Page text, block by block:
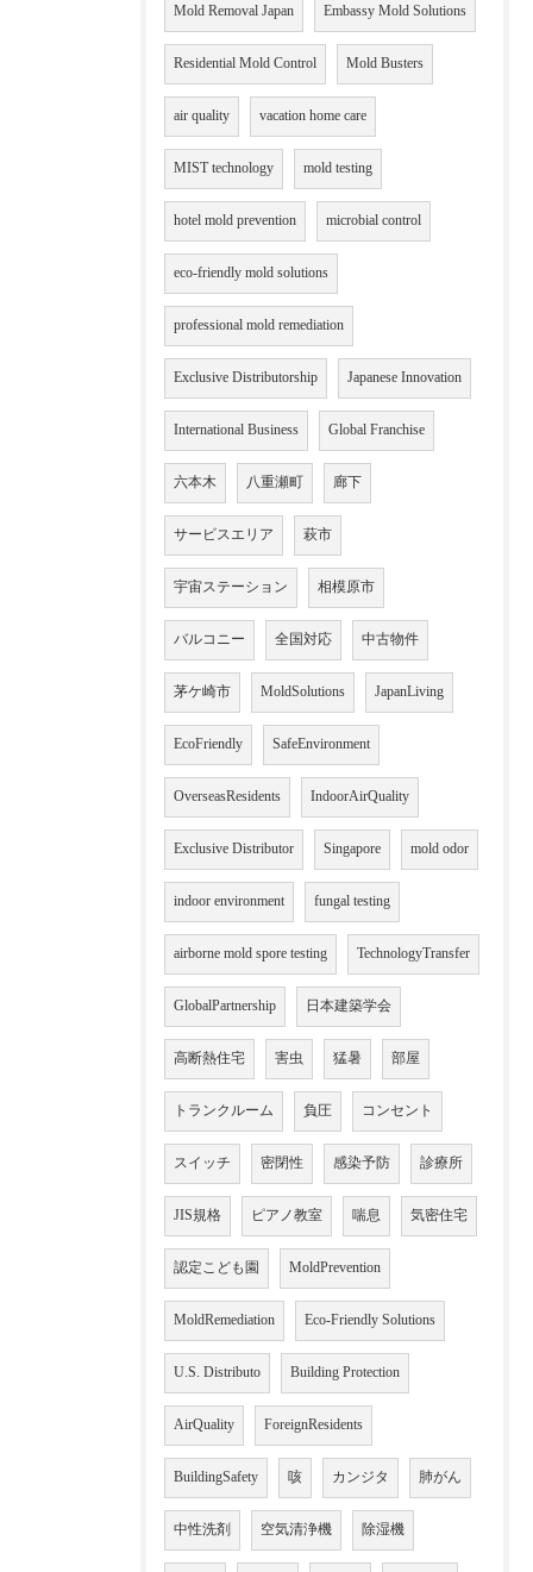
Mold Removal Japan Embassy Mold Solutions
Residential Mold Control Mold Busters
air quality vacation home care
MIST technology mold testing
hotel mold prevention microbial control
eco-friendly mold solutions
professional mold remediation
Exclusive Distributorship Japanese Innovation
International Business Global Franchise
六本木 八重瀬町 廊下
サービスエリア 萩市
宇宙ステーション 相模原市
バルコニー 全国対応 中古物件
茅ケ崎市 MoldSolutions JapanLiving
EcoFriendly SafeEnvironment
OverseasResidents IndoorAirQuality
Exclusive Distributor Singapore mold odor
indoor environment fungal testing
airborne mold spore testing TechnologyTransfer
GlobalPartnership 日本建築学会
高断熱住宅 害虫 猛暑 部屋
トランクルーム 負圧 コンセント
スイッチ 密閉性 感染予防 診療所
JIS規格 ピアノ教室 喘息 気密住宅
認定こども園 MoldPrevention
MoldRemediation Eco-Friendly Solutions
U.S. Distributo Building Protection
AirQuality ForeignResidents
BuildingSafety 咳 カンジタ 肺がん
中性洗剤 空気清浄機 除湿機